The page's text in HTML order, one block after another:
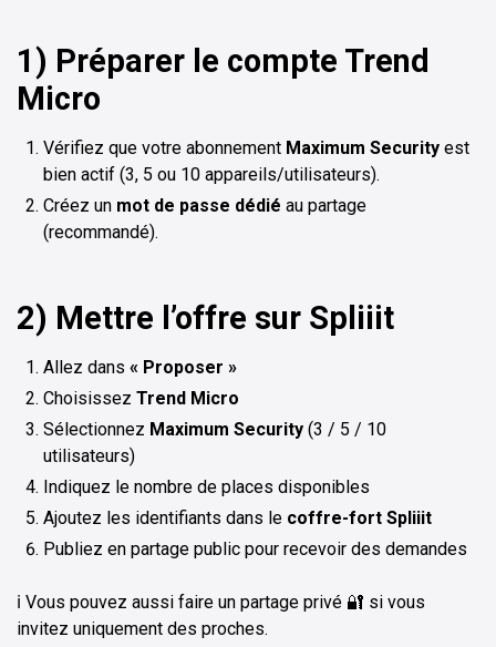
1) Préparer le compte Trend
Micro
Vérifiez que votre abonnement Maximum Security est
bien actif (3, 5 ou 10 appareils/utilisateurs).
Créez un mot de passe dédié au partage
(recommandé).
2) Mettre l’offre sur Spliiit
Allez dans « Proposer »
Choisissez Trend Micro
Sélectionnez Maximum Security (3 / 5 / 10
utilisateurs)
Indiquez le nombre de places disponibles
Ajoutez les identifiants dans le coffre-fort Spliiit
Publiez en partage public pour recevoir des demandes
ℹ️ Vous pouvez aussi faire un partage privé 🔐 si vous
invitez uniquement des proches.